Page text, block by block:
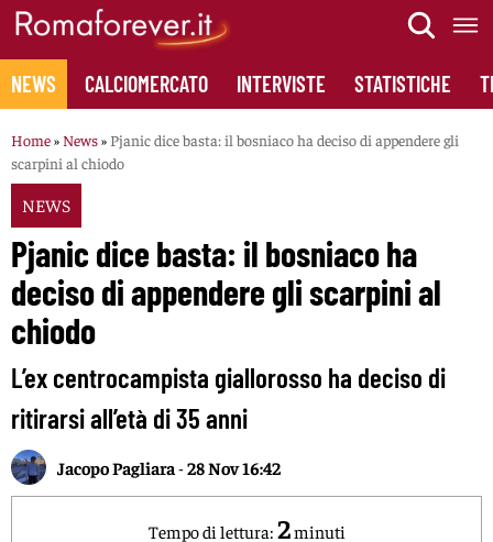
Skip
content
NEWS CALCIOMERCATO INTERVISTE STATISTICHE
Home» News» Pjanic dice basta: il bosniaco ha deciso di appendere gli
scarpini al chiodo
NEWS
Pjanic dice basta: il bosniaco ha
deciso di appendere gli scarpini al
chiodo
L’ex centrocampista giallorosso ha deciso di
ritirarsi all’età di 35 anni
Jacopo Pagliara -28 Nov 16:42
Tempo di lettura: 2minuti